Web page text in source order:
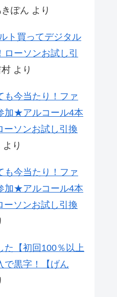
きぽん より
ト買ってデジタル
ーソンお試し引
より
も今当たり！ファ
加★アルコール4本
ーソンお試し引換
より
も今当たり！ファ
加★アルコール4本
ーソンお試し引換
【初回100％以上
で黒字！【げん